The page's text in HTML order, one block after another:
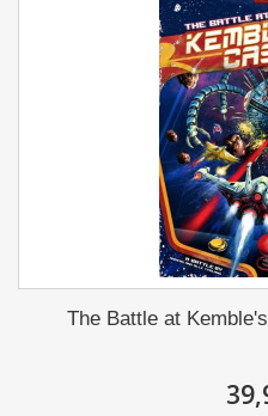
The Battle at